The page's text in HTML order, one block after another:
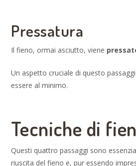
Pressatura
Il fieno, ormai asciutto, viene
Un aspetto cruciale di questo
essere al minimo.
Tecniche di
Questi quattro passaggi sono
riuscita del fieno e, pur essendo